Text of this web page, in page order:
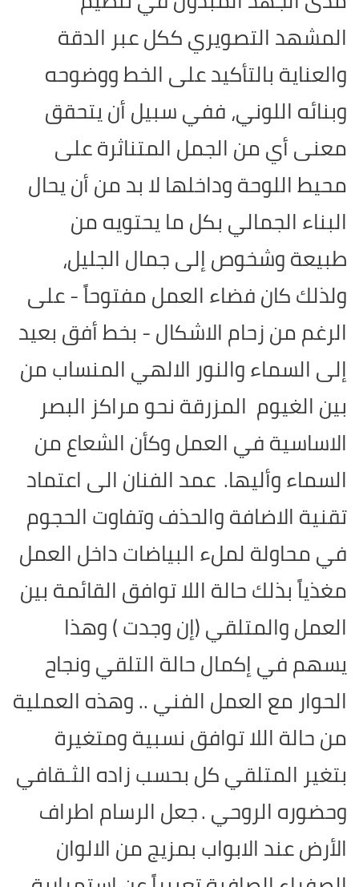
المشهد التصويري ككل عبر الدقة
والعناية بالتأكيد على الخط ووضوحه
وبنائه اللوني، ففي سبيل أن يتحقق
معنى أي من الجمل المتناثرة على
محيط اللوحة وداخلها لا بد من أن يحال
البناء الجمالي بكل ما يحتويه من
طبيعة وشخوص إلى جمال الجليل،
ولذلك كان فضاء العمل مفتوحاً - على
الرغم من زحام الاشكال - بخط أفق بعيد
إلى السماء والنور الالهي المنساب من
بين الغيوم المزرقة نحو مراكز البصر
الاساسية في العمل وكأن الشعاع من
السماء وأليها. عمد الفنان الى اعتماد
تقنية الاضافة والحذف وتفاوت الحجوم
في محاولة لملء البياضات داخل العمل
مغذياً بذلك حالة اللا توافق القائمة بين
العمل والمتلقي (إن وجدت ) وهذا
يسهم في إكمال حالة التلقي ونجاح
الحوار مع العمل الفني .. وهذه العملية
من حالة اللا توافق نسبية ومتغيرة
بتغير المتلقي كل بحسب زاده الثـقافي
وحضوره الروحي .جعل الرسام اطراف
الأرض عند الابواب بمزيج من الالوان